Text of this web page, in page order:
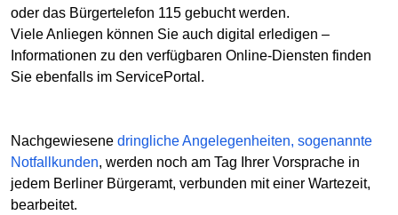
oder das Bürgertelefon 115 gebucht werden.
Viele Anliegen können Sie auch digital erledigen –
Informationen zu den verfügbaren Online-Diensten finden
Sie ebenfalls im ServicePortal.
Nachgewiesene dringliche Angelegenheiten, sogenannte
Notfallkunden, werden noch am Tag Ihrer Vorsprache in
jedem Berliner Bürgeramt, verbunden mit einer Wartezeit,
bearbeitet.